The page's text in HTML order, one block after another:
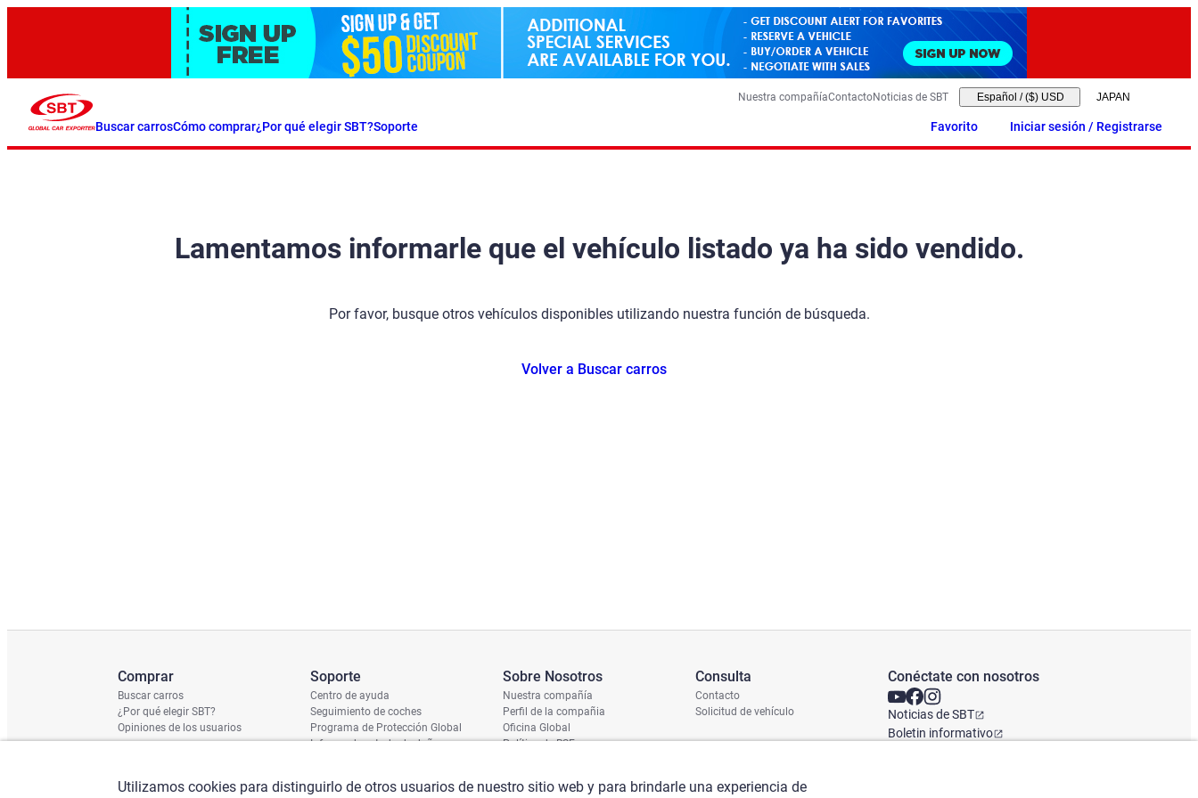
Buscar carrosCómo comprar¿Por qué elegir SBT?Soporte
Nuestra compañíaContactoNoticias de SBT Español / ($) USD
Favorito Iniciar sesión / Registrarse
Lamentamos informarle que el vehículo listado ya ha sido vendido.
Por favor, busque otros vehículos disponibles utilizando nuestra función de búsqueda.
Volver a Buscar carros
Comprar
Buscar carros
¿Por qué elegir SBT?
Opiniones de los usuarios
Soporte
Centro de ayuda
Seguimiento de coches
Programa de Protección Global
Informe de estado de daños
Sobre Nosotros
Nuestra compañía
Perfil de la compañia
Oficina Global
Política de RSE
Consulta
Contacto
Solicitud de vehículo
Conéctate con nosotros
Noticias de SBT
Boletin informativo
Utilizamos cookies para distinguirlo de otros usuarios de nuestro sitio web y para brindarle una experiencia de